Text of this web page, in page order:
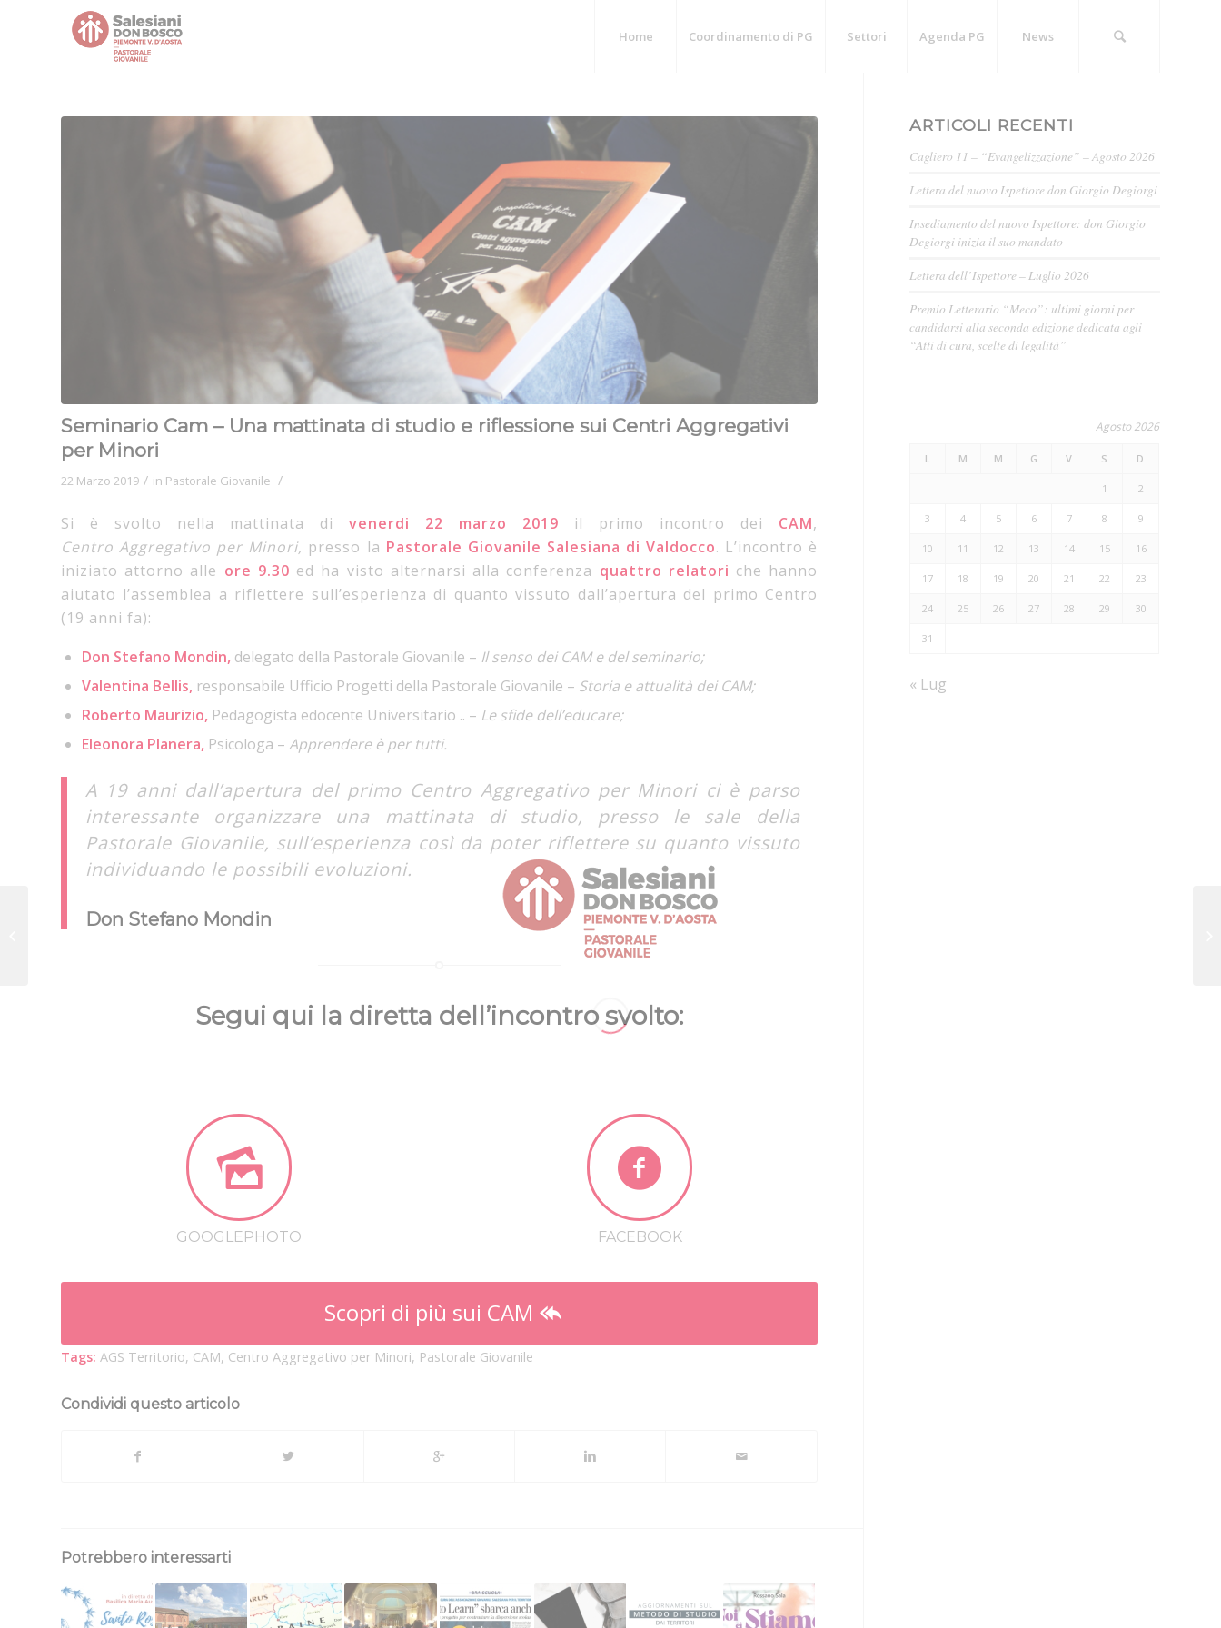
Home Coordinamento di PG Settori Agenda PG News
Seminario Cam – Una mattinata di studio e riflessione sui Centri Aggregativi
per Minori
22 Marzo 2019 / in Pastorale Giovanile /
Si è svolto nella mattinata divenerdi 22 marzo 2019 il primo incontro dei CAM,
Centro Aggregativo per Minori, presso la Pastorale Giovanile Salesiana di Valdocco. L’incontro è
iniziato attorno alle ore 9.30 ed ha visto alternarsi alla conferenza quattro relatori che hanno
aiutato l’assemblea a riflettere sull’esperienza di quanto vissuto dall’apertura del primo Centro
(19 anni fa):
Don Stefano Mondin, delegato della Pastorale Giovanile – Il senso dei CAM e del seminario;
Valentina Bellis, responsabile Ufficio Progetti della Pastorale Giovanile – Storia e attualità dei CAM;
Roberto Maurizio, Pedagogista edocente Universitario .. – Le sfide dell’educare;
Eleonora Planera, Psicologa – Apprendere è per tutti.
A 19 anni dall’apertura del primo Centro Aggregativo per Minori ci è parso
interessante organizzare una mattinata di studio, presso le sale della
Pastorale Giovanile, sull’esperienza così da poter riflettere su quanto vissuto
individuando le possibili evoluzioni.
Don Stefano Mondin
Segui qui la diretta dell’incontro svolto:
GOOGLEPHOTO FACEBOOK
Scopri di più sui CAM
Tags: AGS Territorio, CAM, Centro Aggregativo per Minori, Pastorale Giovanile
Condividi questo articolo
Potrebbero interessarti
ARTICOLI RECENTI
Cagliero 11 – “Evangelizzazione” – Agosto 2026
Lettera del nuovo Ispettore don Giorgio Degiorgi
Insediamento del nuovo Ispettore: don Giorgio
Degiorgi inizia il suo mandato
Lettera dell’Ispettore – Luglio 2026
Premio Letterario “Meco”: ultimi giorni per
candidarsi alla seconda edizione dedicata agli
“Atti di cura, scelte di legalità”
Agosto 2026
L M M G V S D
1 2
3 4 5 6 7 8 9
10 11 12 13 14 15 16
17 18 19 20 21 22 23
24 25 26 27 28 29 30
31
« Lug
Cnos-Fap Piemonte –
Assemblea dei Soci